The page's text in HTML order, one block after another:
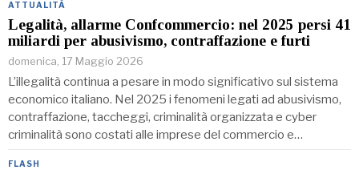
ATTUALITÀ
Legalità, allarme Confcommercio: nel 2025 persi 41
miliardi per abusivismo, contraffazione e furti
domenica, 17 Maggio 2026
L’illegalità continua a pesare in modo significativo sul sistema
economico italiano. Nel 2025 i fenomeni legati ad abusivismo,
contraffazione, taccheggi, criminalità organizzata e cyber
criminalità sono costati alle imprese del commercio e…
FLASH